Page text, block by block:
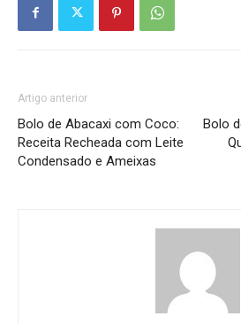
Artigo anterior
Bolo de Abacaxi com Coco:
Receita Recheada com Leite
Condensado e Ameixas
Bolo